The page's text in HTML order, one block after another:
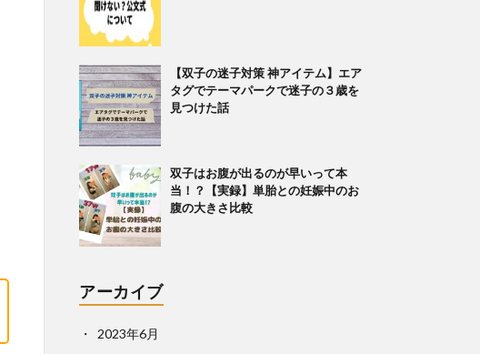
【双子の迷子対策 神アイテム】エア
タグでテーマパークで迷子の３歳を
見つけた話
双子はお腹が出るのが早いって本
当！？【実録】単胎との妊娠中のお
腹の大きさ比較
アーカイブ
2023年6月